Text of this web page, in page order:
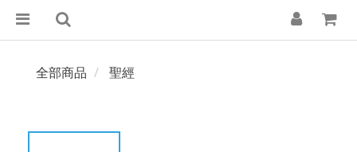
全部商品 聖經